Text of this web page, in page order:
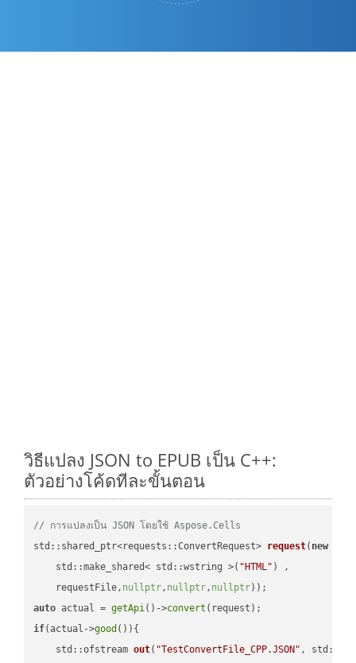
วิธีแปลง JSON to EPUB เป็น C++:
ตัวอย่างโค้ดทีละขั้นตอน
// การแปลงเป็น JSON โดยใช้ Aspose.Cells
std::shared_ptr<requests::ConvertRequest> request( new
    std::make_shared< std::wstring >(
"HTML" ) ,
    requestFile,
nullptr, nullptr, nullptr))
auto actual = getApi()->convert
if(actual->good ()){
std::ofstream out( "TestConvertFile_CPP.JSON" ,